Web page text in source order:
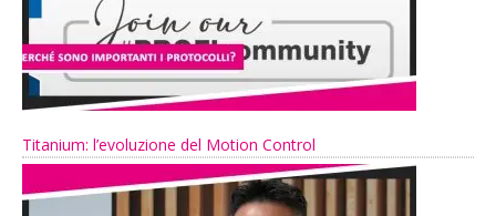
Titanium: l’evoluzione del Motion Control